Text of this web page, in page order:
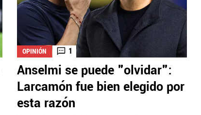
OPINIÓN 1
Anselmi se puede "olvidar":
Larcamón fue bien elegido por
esta razón